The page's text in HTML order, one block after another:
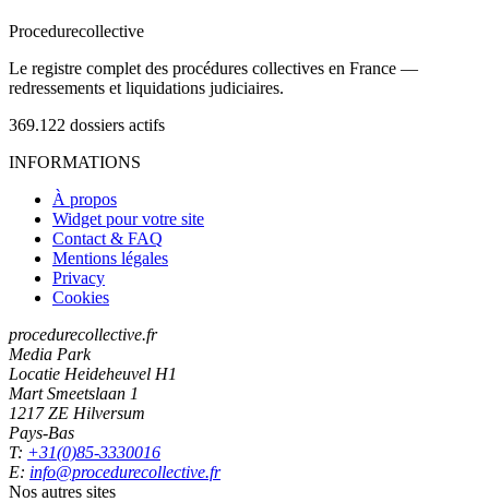
Procedurecollective
Le registre complet des procédures collectives en France —
redressements et liquidations judiciaires.
369.122 dossiers actifs
INFORMATIONS
À propos
Widget pour votre site
Contact & FAQ
Mentions légales
Privacy
Cookies
procedurecollective.fr
Media Park
Locatie Heideheuvel H1
Mart Smeetslaan 1
1217 ZE Hilversum
Pays-Bas
T: +31(0)85-3330016
E: info@procedurecollective.fr
Nos autres sites